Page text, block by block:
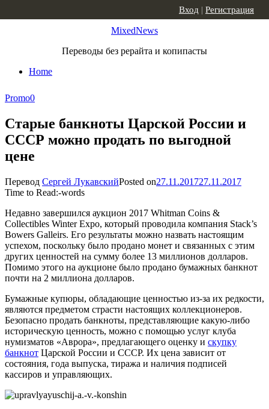
MixedNews
Переводы без рерайта и копипасты
Home
Вход | Регистрация
Promo0
Старые банкноты Царской России и
СССР можно продать по выгодной
цене
Перевод Сергей ЛукавскийPosted on27.11.201727.11.2017
Time to Read:-words
Недавно завершился аукцион 2017 Whitman Coins &
Collectibles Winter Expo, который проводила компания Stack’s
Bowers Galleirs. Его результаты можно назвать настоящим
успехом, поскольку было продано монет и связанных с этим
других ценностей на сумму более 13 миллионов долларов.
Помимо этого на аукционе было продано бумажных банкнот
почти на 2 миллиона долларов.
Бумажные купюры, обладающие ценностью из-за их редкости,
являются предметом страсти настоящих коллекционеров.
Безопасно продать банкноты, представляющие какую-либо
историческую ценность, можно с помощью услуг клуба
нумизматов «Аврора», предлагающего оценку и скупку
банкнот Царской России и СССР. Их цена зависит от
состояния, года выпуска, тиража и наличия подписей
кассиров и управляющих.